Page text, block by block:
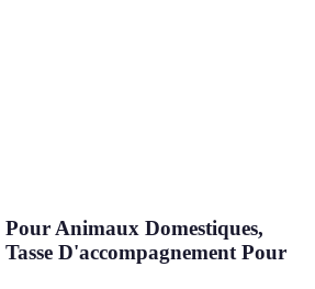
Animaux Domestiques,
D'accompagnement Pour